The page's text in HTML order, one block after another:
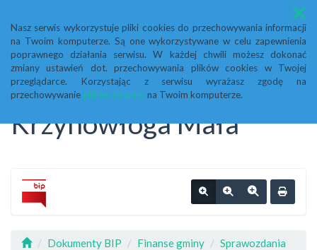
Nasz serwis wykorzystuje pliki cookies do przechowywania informacji
na Twoim komputerze. Są one wykorzystywane w celu zapewnienia
poprawnego działania serwisu. W każdej chwili możesz dokonać
zmiany ustawień dot. przechowywania plików cookies w Twojej
przeglądarce. Korzystając z serwisu wyrażasz zgodę na
przechowywanie plików cookiesna Twoim komputerze.
Menu
Biuletyn Informacji
Publicznej Urząd Gminy
Krzynowłoga Mała
Dokumenty BIP Finanse gminy
Sprawozdania